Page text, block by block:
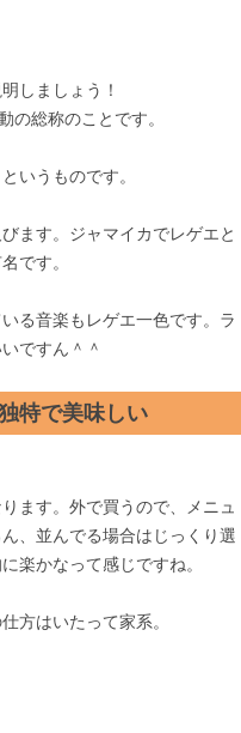
しましょう！
の総称のことです。
というものです。
ます。ジャマイカでレゲエと
です。
る音楽もレゲエ一色です。ラ
ですん＾＾
特で美味しい
ます。外で買うので、メニュ
、並んでる場合はじっくり選
楽かなって感じですね。
方はいたって家系。